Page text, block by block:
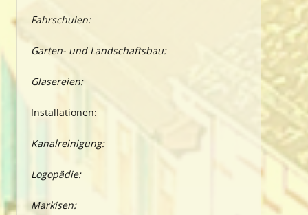
Fahrschulen:
Garten- und Landschaftsbau:
Glasereien:
Installationen:
Kanalreinigung:
Logopädie:
Markisen: